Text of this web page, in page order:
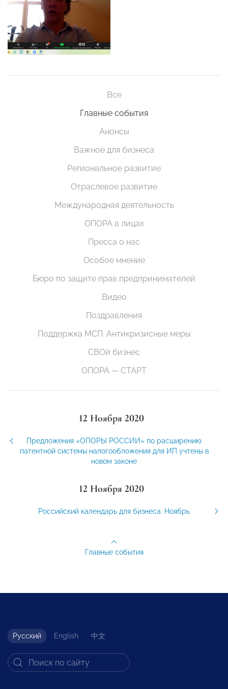
Все
Главные события
Анонсы
Важное для бизнеса
Региональное развитие
Отраслевое развитие
Международная деятельность
ОПОРА в лицах
Пресса о нас
Особое мнение
Бюро по защите прав предпринимателей
Видео
Поздравления
Поддержка МСП. Антикризисные меры
СВОй бизнес
ОПОРА — СТАРТ
12 Ноября 2020
Предложения «ОПОРЫ РОССИИ» по расширению
патентной системы налогообложения для ИП учтены в
новом законе
12 Ноября 2020
Российский календарь для бизнеса. Ноябрь
Главные события
Русский English 中文